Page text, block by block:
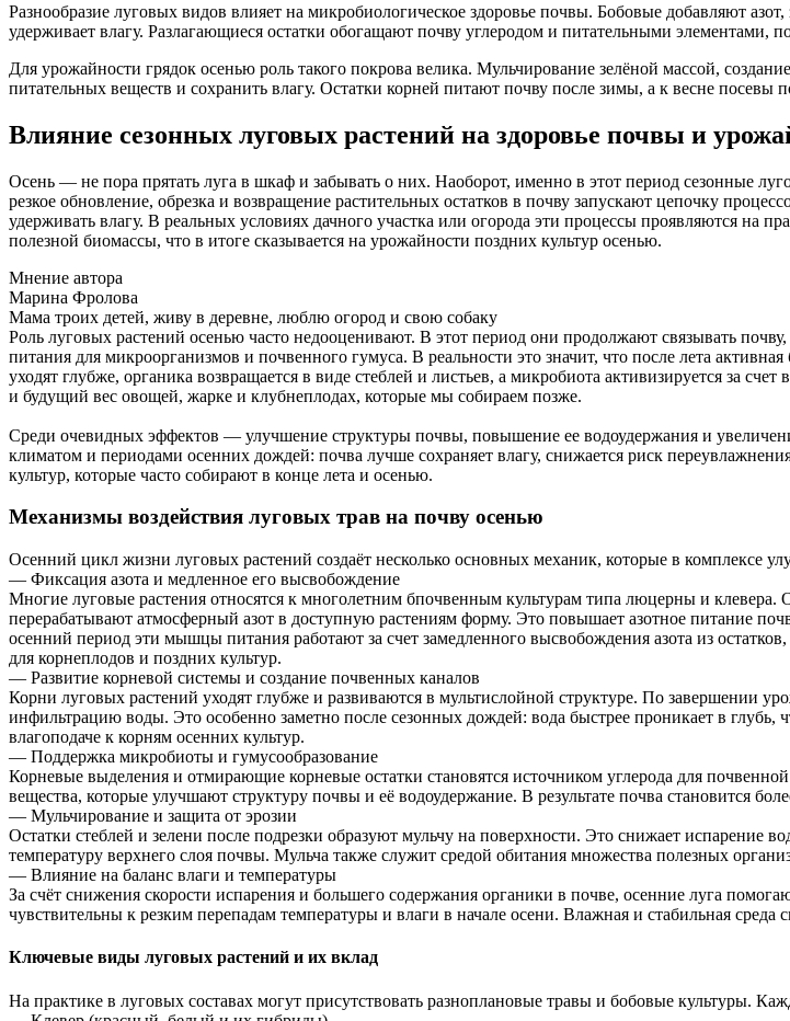
Разнообразие луговых видов влияет на микробиологическое здоровье почвы. Бобовые добавляют
удерживает влагу. Разлагающиеся остатки обогащают почву углеродом и питательными элементами,
Для урожайности грядок осенью роль такого покрова велика. Мульчирование зелёной массой,
питательных веществ и сохранить влагу. Остатки корней питают почву после зимы, а к весне
Влияние сезонных луговых растений на здоровье почвы и
Осень — не пора прятать луга в шкаф и забывать о них. Наоборот, именно в этот период сезонные
резкое обновление, обрезка и возвращение растительных остатков в почву запускают цепочку
удерживать влагу. В реальных условиях дачного участка или огорода эти процессы проявляются
полезной биомассы, что в итоге сказывается на урожайности поздних культур осенью.
Мнение автора
Марина Фролова
Мама троих детей, живу в деревне, люблю огород и свою собаку
Роль луговых растений осенью часто недооценивают. В этот период они продолжают связывать
питания для микроорганизмов и почвенного гумуса. В реальности это значит, что после лета
уходят глубже, органика возвращается в виде стеблей и листьев, а микробиота активизируется за
и будущий вес овощей, жарке и клубнеплодах, которые мы собираем позже.
Среди очевидных эффектов — улучшение структуры почвы, повышение ее водоудержания и
климатом и периодами осенних дождей: почва лучше сохраняет влагу, снижается риск
культур, которые часто собирают в конце лета и осенью.
Механизмы воздействия луговых трав на почву осенью
Осенний цикл жизни луговых растений создаёт несколько основных механик, которые в комплексе
— Фиксация азота и медленное его высвобождение
Многие луговые растения относятся к многолетним бпочвенным культурам типа люцерны и
перерабатывают атмосферный азот в доступную растениям форму. Это повышает азотное питание
осенний период эти мышцы питания работают за счет замедленного высвобождения азота из
для корнеплодов и поздних культур.
— Развитие корневой системы и создание почвенных каналов
Корни луговых растений уходят глубже и развиваются в мультислойной структуре. По завершении
инфильтрацию воды. Это особенно заметно после сезонных дождей: вода быстрее проникает в глубь,
влагоподаче к корням осенних культур.
— Поддержка микробиоты и гумусообразование
Корневые выделения и отмирающие корневые остатки становятся источником углерода для
вещества, которые улучшают структуру почвы и её водоудержание. В результате почва становится
— Мульчирование и защита от эрозии
Остатки стеблей и зелени после подрезки образуют мульчу на поверхности. Это снижает испарение
температуру верхнего слоя почвы. Мульча также служит средой обитания множества полезных
— Влияние на баланс влаги и температуры
За счёт снижения скорости испарения и большего содержания органики в почве, осенние луга
чувствительны к резким перепадам температуры и влаги в начале осени. Влажная и стабильная
Ключевые виды луговых растений и их вклад
На практике в луговых составах могут присутствовать разноплановые травы и бобовые культуры.